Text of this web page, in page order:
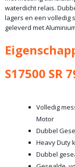
waterdicht relais.
lagers en een volledig
geleverd met
S17500 SR
Volledig
Motor
Dubbel
Heavy Duty
Dubbel